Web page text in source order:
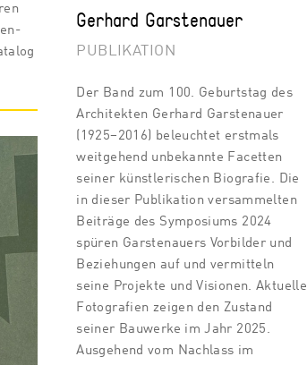
Gerhard Garstenauer
PUBLIKATION
Der Band zum 100. Geburtstag des
Architekten Gerhard Garstenauer
(1925–2016) beleuchtet erstmals
weitgehend unbekannte Facetten
seiner künstlerischen Biografie. Die
in dieser Publikation versammelten
Beiträge des Symposiums 2024
spüren Garstenauers Vorbilder und
Beziehungen auf und vermitteln
seine Projekte und Visionen. Aktuelle
Fotografien zeigen den Zustand
seiner Bauwerke im Jahr 2025.
Ausgehend vom Nachlass im